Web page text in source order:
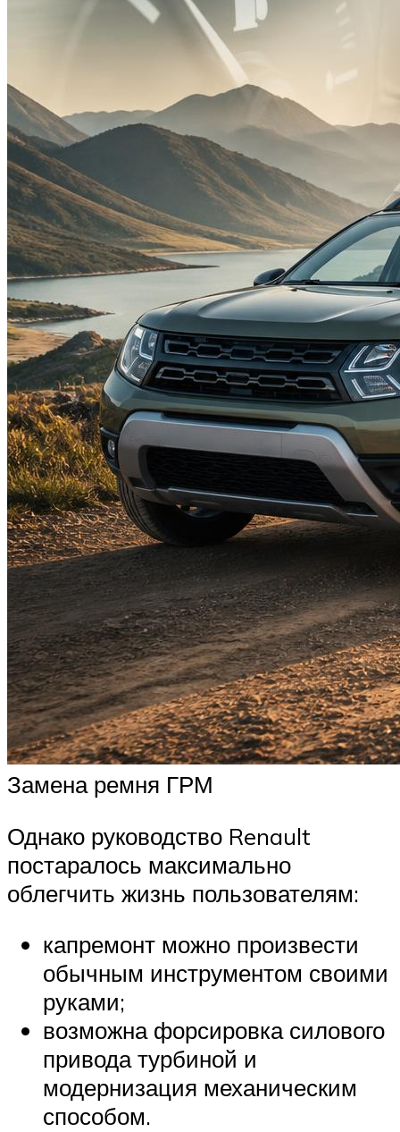
Замена ремня ГРМ
Однако руководство Renault
постаралось максимально
облегчить жизнь пользователям:
капремонт можно произвести
обычным инструментом своими
руками;
возможна форсировка силового
привода турбиной и
модернизация механическим
способом.